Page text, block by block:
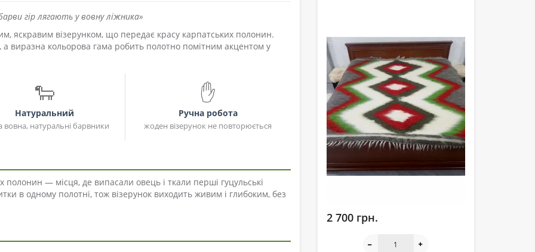
гір лягають у вовну ліжника»
яскравим візерунком, що передає красу карпатських полонин.
виразна кольорова гама робить полотно помітним акцентом у
🐑
Натуральний
вовна, натуральні барвники
✋
Ручна робота
жоден візерунок не повторюється
полонин — місця, де випасали овець і ткали перші гуцульські
в одному полотні, тож візерунок виходить живим і глибоким, без
2 700 грн.